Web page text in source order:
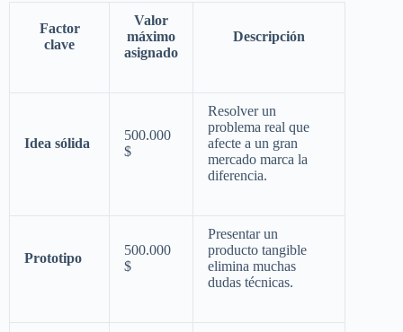
Factor
clave
Valor
máximo
asignado
Descripción
Idea sólida
500.000
$
Resolver un
problema real que
afecte a un gran
mercado marca la
diferencia.
Prototipo
500.000
$
Presentar un
producto tangible
elimina muchas
dudas técnicas.